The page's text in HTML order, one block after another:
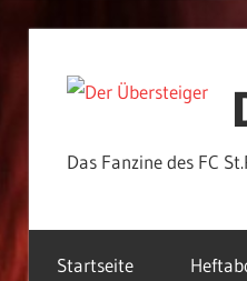
Inhalt
Das Fanzine des FC
Startseite